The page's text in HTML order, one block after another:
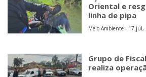
Oriental e
linha de pipa
Meio Ambiente - 17 jul,
Grupo de
realiza